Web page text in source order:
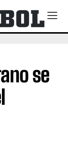
se